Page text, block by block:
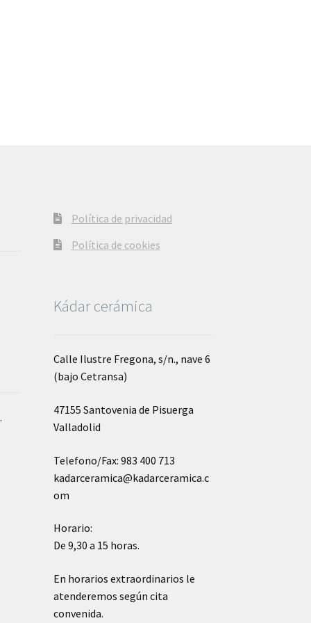
.
Política de privacidad
Política de cookies
Kádar cerámica
Calle Ilustre Fregona, s/n., nave 6
(bajo Cetransa)
47155 Santovenia de Pisuerga
Valladolid
Telefono/Fax: 983 400 713
kadarceramica@kadarceramica.c
om
Horario:
De 9,30 a 15 horas.
En horarios extraordinarios le
atenderemos según cita
convenida.